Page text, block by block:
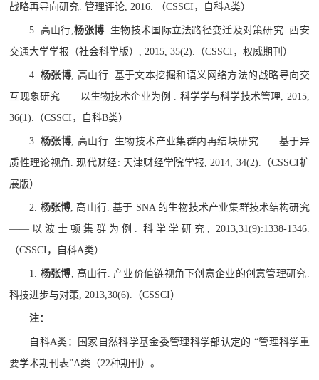
战略再导向研究 .管理评论 , 2016. （CSSCI ，自科A类）
5. 高山行 杨张博 生物技术国际立法路径变迁及对策研究 西安
交通大学学报（社会科学版）
, 2015, 35(2). （CSSCI ，权威期刊）
4. 杨张博 高山行 基于文本挖掘和语义网络方法的战略导向交
互现象研究——以生物技术企业为例 科学学与科学技术管理 , 2015,
36(1).
（CSSCI ，自科B类）
3. 杨张博 高山行 生物技术产业集群内再结块研究——基于异
质性理论视角
现代财经: 天津财经学院学报 , 2014, 34(2). （CSSCI扩
展版）
2. 杨张博 高山行 .基于 SNA 的生物技术产业集群技术结构研究
—— 以波士顿集群为例 科学学研究
, 2013,31(9):1338-1346.
（CSSCI ，自科A类）
1. 杨张博 高山行 产业价值链视角下创意企业的创意管理研究
科技进步与对策 , 2013,30(6). （CSSCI）
注：
自科A类：国家自然科学基金委管理科学部认定的 “管理科学重
要学术期刊表”A类（22种期刊）。